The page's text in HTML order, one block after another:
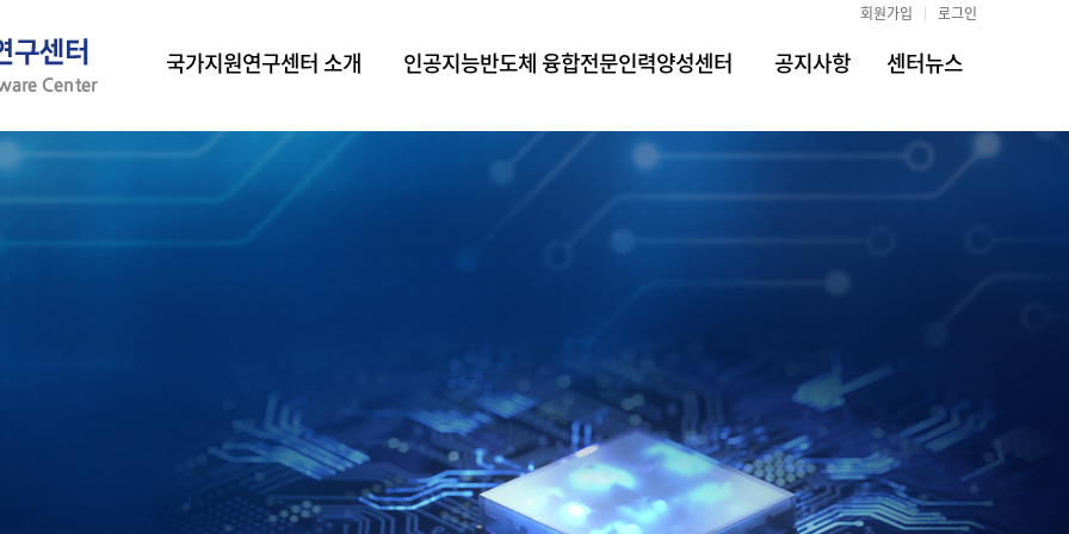
회원가입 로그인
국가지원연구센터 소개 인공지능반도체 융합전문인력양성센터 공지사항 센터뉴스